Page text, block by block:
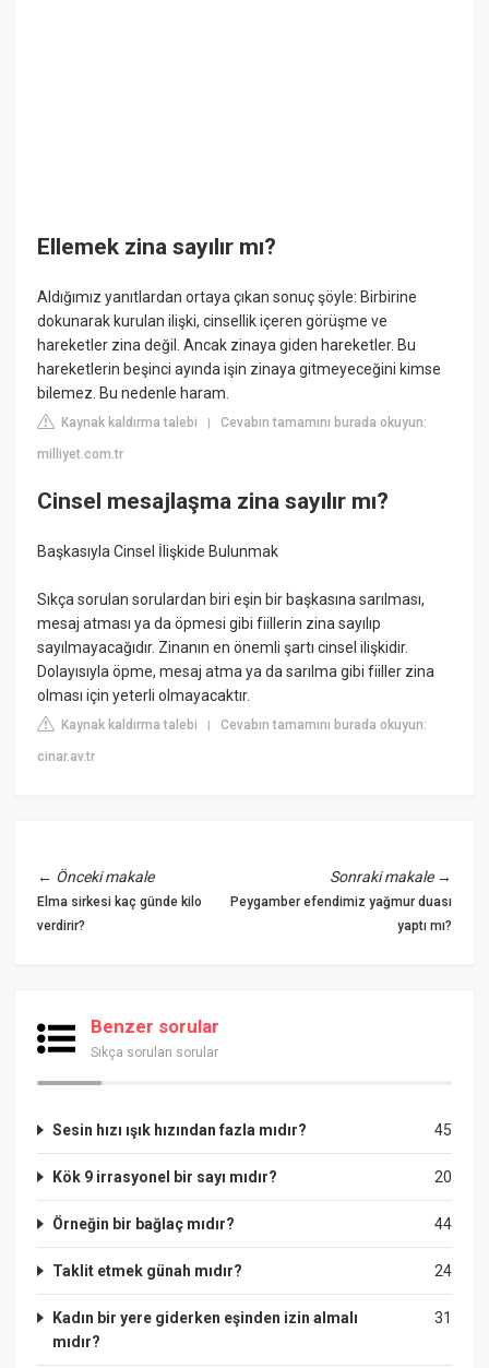
Ellemek zina sayılır mı?
Aldığımız yanıtlardan ortaya çıkan sonuç şöyle: Birbirine
dokunarak kurulan ilişki, cinsellik içeren görüşme ve
hareketler zina değil. Ancak zinaya giden hareketler. Bu
hareketlerin beşinci ayında işin zinaya gitmeyeceğini kimse
bilemez. Bu nedenle haram.
Kaynak kaldırma talebi |Cevabın tamamını burada okuyun:
milliyet.com.tr
Cinsel mesajlaşma zina sayılır mı?
Başkasıyla Cinsel İlişkide Bulunmak
Sıkça sorulan sorulardan biri eşin bir başkasına sarılması,
mesaj atması ya da öpmesi gibi fiillerin zina sayılıp
sayılmayacağıdır. Zinanın en önemli şartı cinsel ilişkidir.
Dolayısıyla öpme, mesaj atma ya da sarılma gibi fiiller zina
olması için yeterli olmayacaktır.
Kaynak kaldırma talebi |Cevabın tamamını burada okuyun:
cinar.av.tr
← Önceki makale
Elma sirkesi kaç günde kilo
verdirir?
Sonraki makale→
Peygamber efendimiz yağmur duası
yaptı mı?
Benzer sorular
Sıkça sorulan sorular
45
Sesin hızı ışık hızından fazla mıdır?
20
Kök 9 irrasyonel bir sayı mıdır?
44
Örneğin bir bağlaç mıdır?
24
Taklit etmek günah mıdır?
31
Kadın bir yere giderken eşinden izin almalı
mıdır?